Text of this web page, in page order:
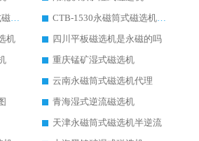
CTB-1540新疆永磁筒式磁选机
CTB-1530永磁筒式磁选机代理商
机
四川平板磁选机是永磁的吗
重庆锰矿湿式磁选机
云南永磁筒式磁选机代理
青海湿式逆流磁选机
天津永磁筒式磁选机半逆流